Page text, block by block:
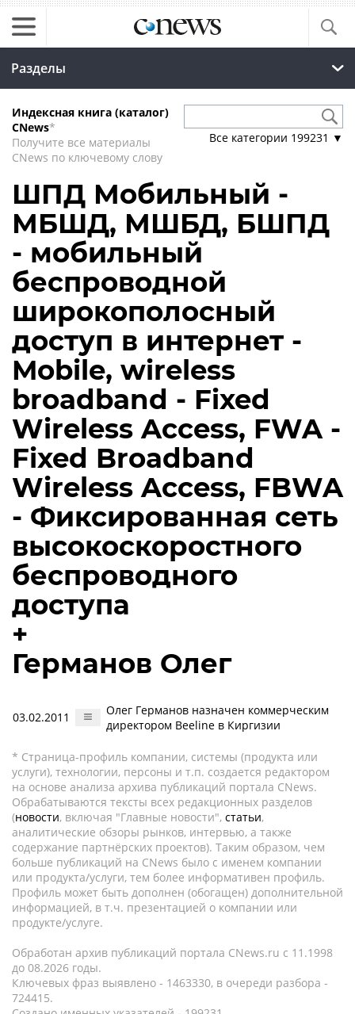
Разделы
Индексная книга (каталог)
CNews*
Получите все материалы
CNews по ключевому слову
Все категории 199231 ▼
ШПД Мобильный -
МБШД, МШБД, БШПД
- мобильный
беспроводной
широкополосный
доступ в интернет -
Mobile, wireless
broadband - Fixed
Wireless Access, FWA -
Fixed Broadband
Wireless Access, FBWA
- Фиксированная сеть
высокоскоростного
беспроводного
доступа
+
Германов Олег
03.02.2011
Олег Германов назначен коммерческим
директором Beeline в Киргизии
* Страница-профиль компании, системы (продукта или
услуги), технологии, персоны и т.п. создается редактором
на основе анализа архива публикаций портала CNews.
Обрабатываются тексты всех редакционных разделов
(новости, включая "Главные новости", статьи,
аналитические обзоры рынков, интервью, а также
содержание партнёрских проектов). Таким образом, чем
больше публикаций на CNews было с именем компании
или продукта/услуги, тем более информативен профиль.
Профиль может быть дополнен (обогащен) дополнительной
информацией, в т.ч. презентацией о компании или
продукте/услуге.
Обработан архив публикаций портала CNews.ru c 11.1998
до 08.2026 годы.
Ключевых фраз выявлено - 1463330, в очереди разбора -
724415.